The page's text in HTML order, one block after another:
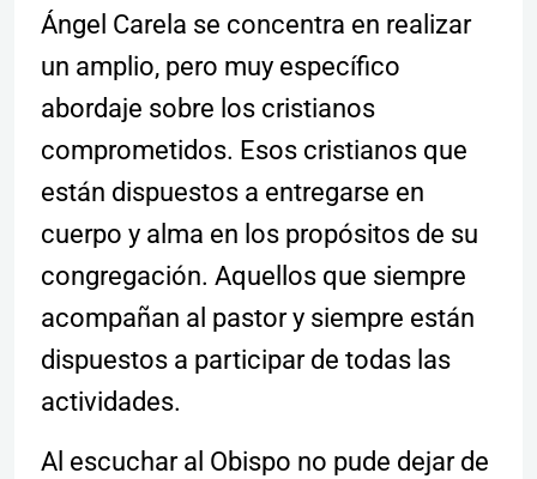
Ángel Carela se concentra en realizar
un amplio, pero muy específico
abordaje sobre los cristianos
comprometidos. Esos cristianos que
están dispuestos a entregarse en
cuerpo y alma en los propósitos de su
congregación. Aquellos que siempre
acompañan al pastor y siempre están
dispuestos a participar de todas las
actividades.
Al escuchar al Obispo no pude dejar de